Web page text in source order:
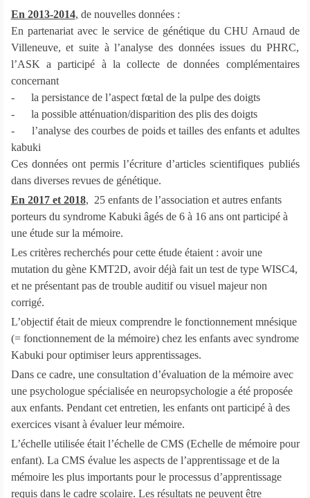
En 2013-2014, de nouvelles données :
En partenariat avec le service de génétique du CHU Arnaud de
Villeneuve, et suite à l’analyse des données issues du PHRC,
l’ASK a participé à la collecte de données complémentaires
concernant
- la persistance de l’aspect fœtal de la pulpe des doigts
- la possible atténuation/disparition des plis des doigts
- l’analyse des courbes de poids et tailles des enfants et adultes
kabuki
Ces données ont permis l’écriture d’articles scientifiques publiés
dans diverses revues de génétique.
En 2017 et 2018, 25 enfants de l’association et autres enfants
porteurs du syndrome Kabuki âgés de 6 à 16 ans ont participé à
une étude sur la mémoire.
Les critères recherchés pour cette étude étaient : avoir une
mutation du gène KMT2D, avoir déjà fait un test de type WISC4,
et ne présentant pas de trouble auditif ou visuel majeur non
corrigé.
L’objectif était de mieux comprendre le fonctionnement mnésique
(= fonctionnement de la mémoire) chez les enfants avec syndrome
Kabuki pour optimiser leurs apprentissages.
Dans ce cadre, une consultation d’évaluation de la mémoire avec
une psychologue spécialisée en neuropsychologie a été proposée
aux enfants. Pendant cet entretien, les enfants ont participé à des
exercices visant à évaluer leur mémoire.
L’échelle utilisée était l’échelle de CMS (Echelle de mémoire pour
enfant). La CMS évalue les aspects de l’apprentissage et de la
mémoire les plus importants pour le processus d’apprentissage
requis dans le cadre scolaire. Les résultats ne peuvent être